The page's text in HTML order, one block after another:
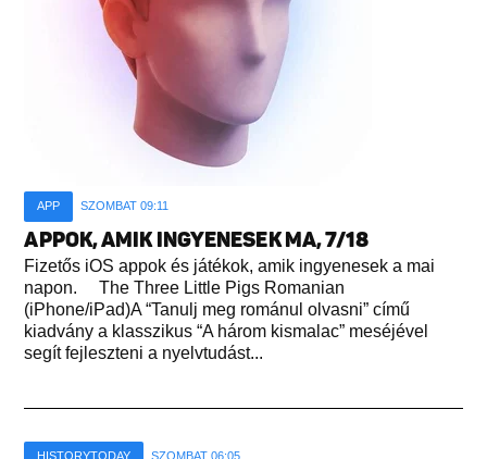
APP SZOMBAT 09:11
APPOK, AMIK INGYENESEK MA, 7/18
Fizetős iOS appok és játékok, amik ingyenesek a mai
napon. The Three Little Pigs Romanian
(iPhone/iPad)A “Tanulj meg románul olvasni” című
kiadvány a klasszikus “A három kismalac” meséjével
segít fejleszteni a nyelvtudást...
HISTORYTODAY SZOMBAT 06:05